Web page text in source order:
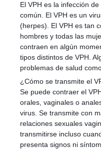
El VPH es la infección
común. El VPH es un
(herpes). El VPH es tan
hombres y todas las
contraen en algún
tipos distintos de VPH.
problemas de salud
¿Cómo se transmite el
Se puede contraer el
orales, vaginales o
virus. Se transmite con
relaciones sexuales
transmitirse incluso
presenta signos ni